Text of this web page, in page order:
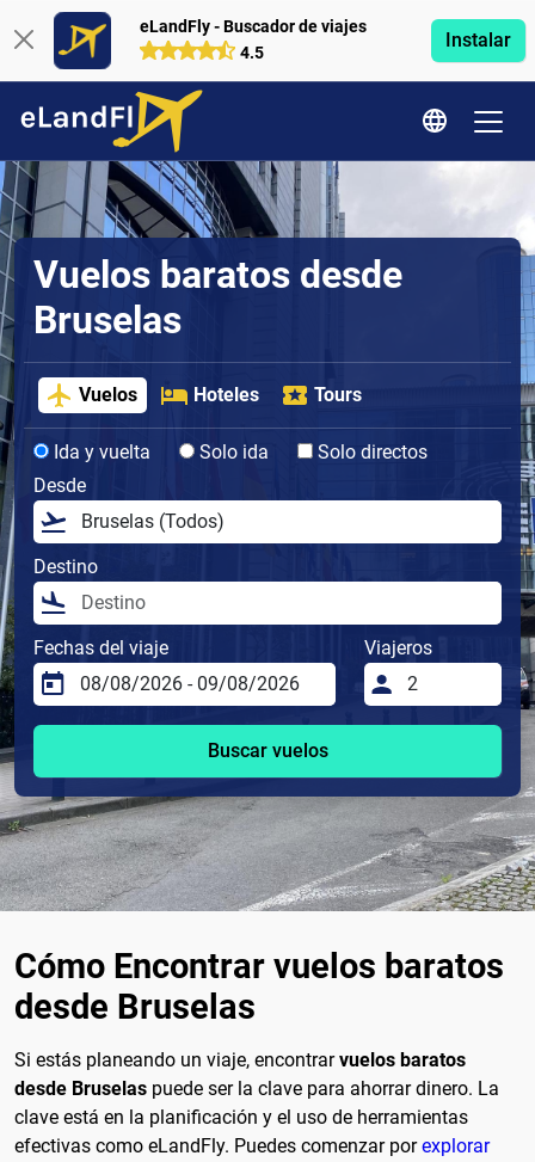
eLandFly - Buscador de viajes
4.5
Instalar
Vuelos baratos desde
Bruselas
Vuelos Hoteles Tours
Ida y vuelta Solo ida
Solo directos
Desde
Destino
Fechas del viaje Viajeros
Buscar vuelos
Cómo Encontrar vuelos baratos
desde Bruselas
Si estás planeando un viaje, encontrarvuelos baratos
desde Bruselas puede ser la clave para ahorrar dinero. La
clave está en la planificación y el uso de herramientas
efectivas como eLandFly. Puedes comenzar porexplorar